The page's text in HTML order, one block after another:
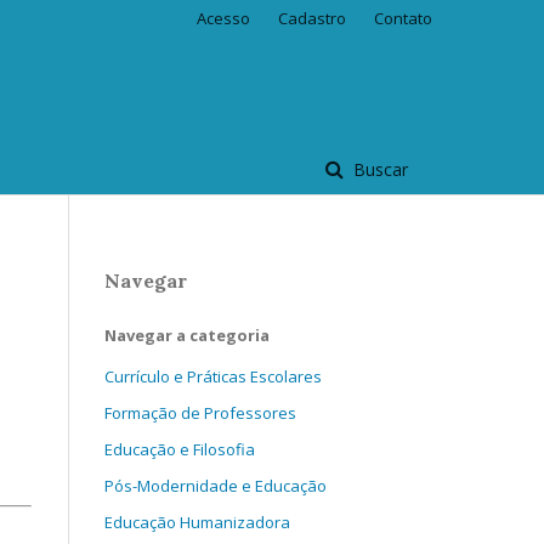
Buscar
Acesso Cadastro Contato
Navegar
Navegar a categoria
Currículo e Práticas Escolares
Formação de Professores
Educação e Filosofia
Pós-Modernidade e Educação
Educação Humanizadora